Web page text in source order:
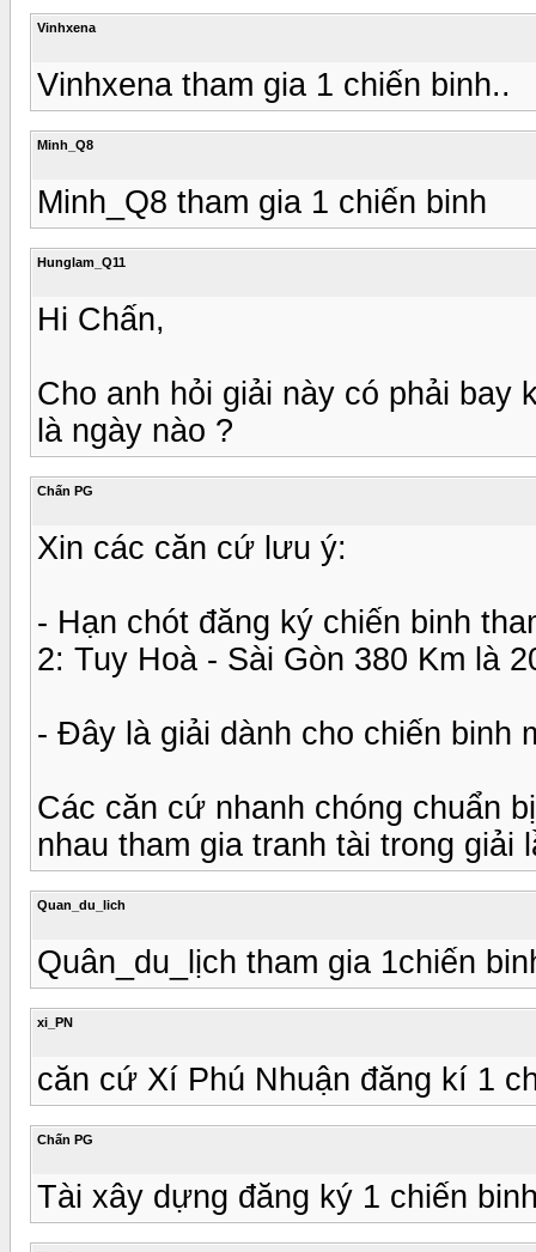
Vinhxena
Vinhxena tham gia 1 chiến binh..
Minh_Q8
Minh_Q8 tham gia 1 chiến binh
Hunglam_Q11
Hi Chấn,
Cho anh hỏi giải này có phải bay
là ngày nào ?
Chấn PG
Xin các căn cứ lưu ý:
- Hạn chót đăng ký chiến binh
2: Tuy Hoà - Sài Gòn 380 Km là
- Đây là giải dành cho chiến binh
Các căn cứ nhanh chóng chuẩn
nhau tham gia tranh tài trong giải
Quan_du_lich
Quân_du_lịch tham gia 1chiến
xi_PN
căn cứ Xí Phú Nhuận đăng kí 1
Chấn PG
Tài xây dựng đăng ký 1 chiến